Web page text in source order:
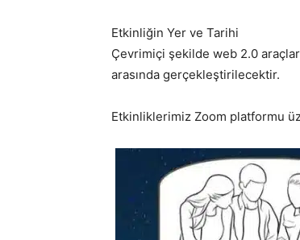
Etkinliğin Yer ve Tarihi
Çevrimiçi şekilde web 2.0
arasında gerçekleştirilecektir.
Etkinliklerimiz Zoom platformu